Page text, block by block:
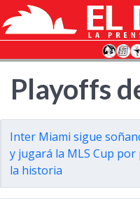
Playoffs
Inter Miami sigue
y jugará la MLS Cup
la historia